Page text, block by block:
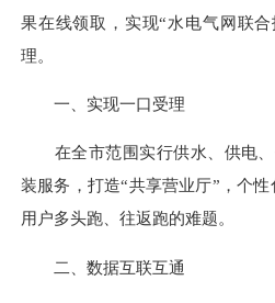
果在线领取，实现“水电气网联
理。
一、实现一口受理
在全市范围实行供水、供电
装服务，打造“共享营业厅”，个
用户多头跑、往返跑的难题。
二、 数据互联互通